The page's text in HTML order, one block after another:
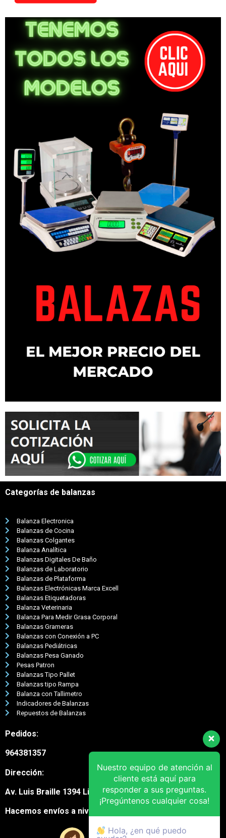
Categorías de balanzas
Balanza Electronica
Balanzas de Cocina
Balanzas Colgantes
Balanza Analítica
Balanzas Digitales De Baño
Balanzas de Laboratorio
Balanzas de Plataforma
Balanzas Electrónicas Marca Excell
Balanzas Etiquetadoras
Balanza Veterinaria
Balanza Para Medir Grasa Corporal
Balanzas Grameras
Balanzas con Conexión a PC
Balanzas Pediátricas
Balanzas Pesa Ganado
Pesas Patron
Balanzas Tipo Pallet
Balanzas tipo Rampa
Balanza con Tallimetro
Indicadores de Balanzas
Repuestos de Balanzas
Pedidos:
964381357
Dirección:
Av. Luis Braille 1394 Lima Cercado
Hacemos envíos a nivel nacional
Nuestro equipo de atención al
cliente está aquí para
responder a sus preguntas.
¡Pregúntenos cualquier cosa!
Hola, ¿en qué puedo